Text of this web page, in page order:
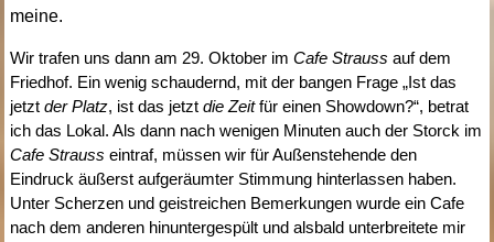
meine.
Wir trafen uns dann am 29. Oktober im Cafe Strauss auf dem
Friedhof. Ein wenig schaudernd, mit der bangen Frage „Ist das
jetzt der Platz, ist das jetzt die Zeitfür einen Showdown?“, betrat
ich das Lokal. Als dann nach wenigen Minuten auch der Storck im
Cafe Strauss eintraf, müssen wir für Außenstehende den
Eindruck äußerst aufgeräumter Stimmung hinterlassen haben.
Unter Scherzen und geistreichen Bemerkungen wurde ein Cafe
nach dem anderen hinuntergespült und alsbald unterbreitete mir